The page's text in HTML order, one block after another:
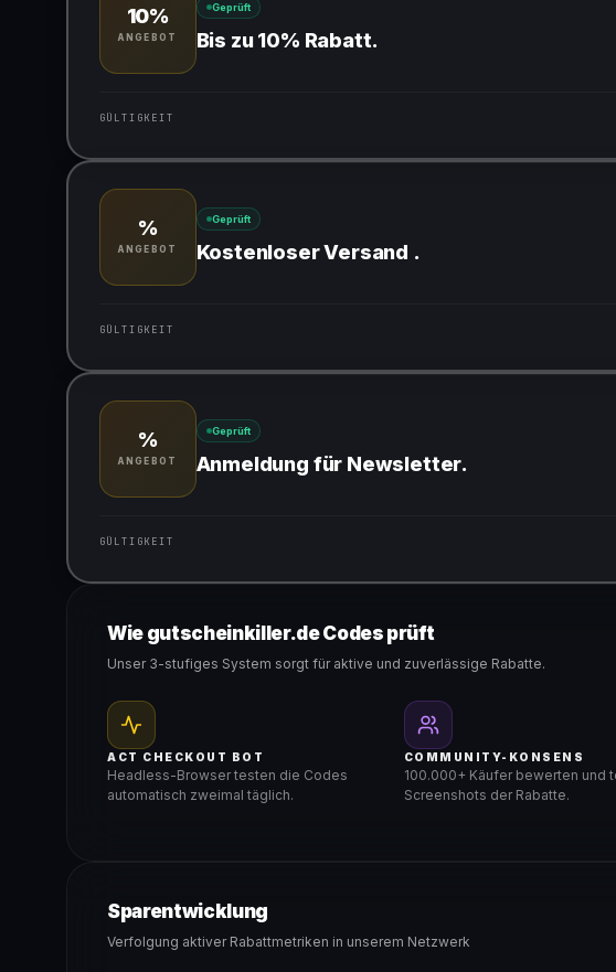
10%
ANGEBOT
Geprüft
Bis zu 10% Rabatt.
GÜLTIGKEIT
Gültig für teilnehmende Produkte
%
ANGEBOT
Geprüft
Kostenloser Versand .
GÜLTIGKEIT
Gültig für teilnehmende Produkte
%
ANGEBOT
Geprüft
Anmeldung für Newsletter.
GÜLTIGKEIT
Gültig für teilnehmende Produkte
Wie gutscheinkiller.de Codes prüft
Unser 3-stufiges System sorgt für aktive und zuverlässige Rabatte.
ACT CHECKOUT BOT
Headless-Browser testen die Codes
automatisch zweimal täglich.
COMMUNITY-KONSENS
100.000+ Käufer bewerten und
Screenshots der Rabatte.
Sparentwicklung
Verfolgung aktiver Rabattmetriken in unserem Netzwerk